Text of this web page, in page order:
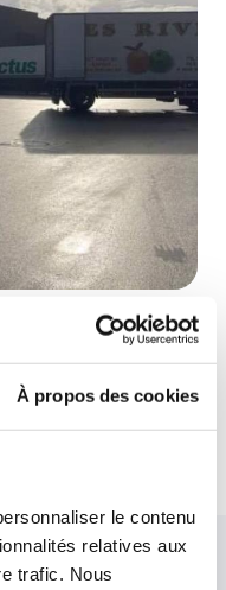
À propos des cookies
le contenu
relatives aux
trafic. Nous
Cactus